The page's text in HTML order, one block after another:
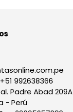
992638366
Padre Abad 209A
- Perú